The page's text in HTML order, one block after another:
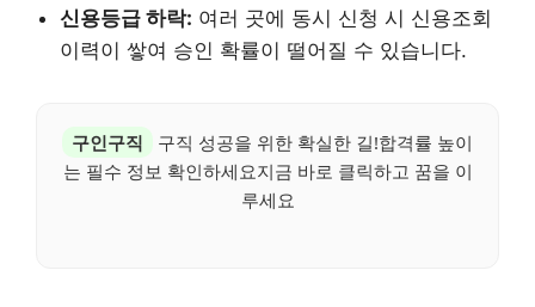
신용등급 하락: 여러 곳에 동시 신청 시 신용조회
이력이 쌓여 승인 확률이 떨어질 수 있습니다.
구인구직
구직 성공을 위한 확실한 길!합격률 높이
는 필수 정보 확인하세요지금 바로 클릭하고 꿈을 이
루세요